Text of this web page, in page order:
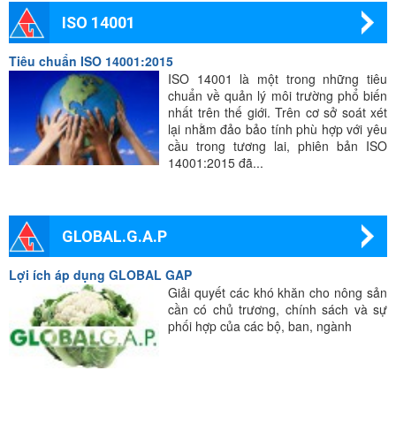
ISO 14001
Tiêu chuẩn ISO 14001:2015
ISO 14001 là một trong những tiêu
chuẩn về quản lý môi trường phổ biến
nhất trên thế giới. Trên cơ sở soát xét
lại nhằm đảo bảo tính phù hợp với yêu
cầu trong tương lai, phiên bản ISO
14001:2015 đã...
GLOBAL.G.A.P
Lợi ích áp dụng GLOBAL GAP
Giải quyết các khó khăn cho nông sản
cần có chủ trương, chính sách và sự
phối hợp của các bộ, ban, ngành